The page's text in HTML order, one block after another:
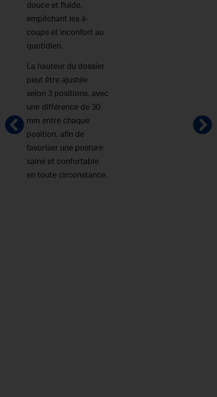
douce et fluide,
empêchant les à-
coups et inconfort au
quotidien.
La hauteur du dossier
peut être ajustée
selon 3 positions, avec
une différence de 30
mm entre chaque
position, afin de
favoriser une posture
saine et confortable
en toute circonstance.